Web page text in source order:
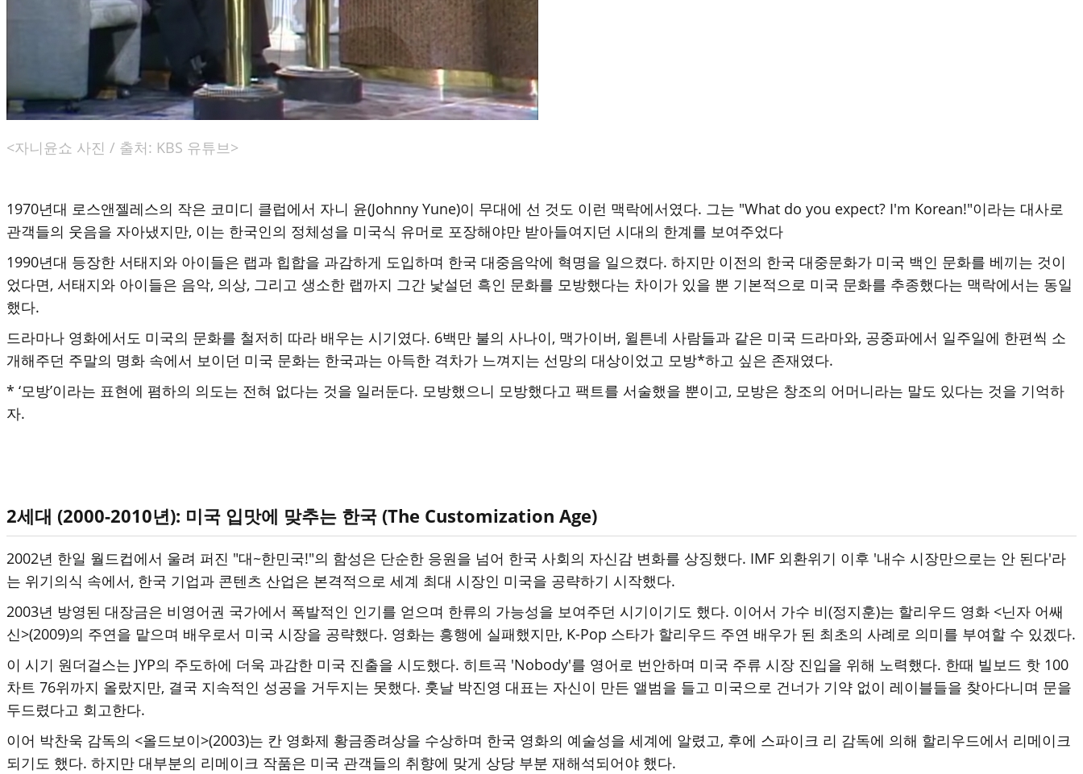
<자니윤쇼 사진 / 출처: KBS 유튜브>
1970년대 로스앤젤레스의 작은 코미디 클럽에서 자니 윤(Johnny Yune)이 무대에 선 것도 이런 맥락에서였다. 그는 "What do you expect? I'm Korean!"이라는 대사로
관객들의 웃음을 자아냈지만, 이는 한국인의 정체성을 미국식 유머로 포장해야만 받아들여지던 시대의 한계를 보여주었다
1990년대 등장한 서태지와 아이들은 랩과 힙합을 과감하게 도입하며 한국 대중음악에 혁명을 일으켰다. 하지만 이전의 한국 대중문화가 미국 백인 문화를 베끼는 것이
었다면, 서태지와 아이들은 음악, 의상, 그리고 생소한 랩까지 그간 낯설던 흑인 문화를 모방했다는 차이가 있을 뿐 기본적으로 미국 문화를 추종했다는 맥락에서는 동일
했다.
드라마나 영화에서도 미국의 문화를 철저히 따라 배우는 시기였다. 6백만 불의 사나이, 맥가이버, 윌튼네 사람들과 같은 미국 드라마와, 공중파에서 일주일에 한편씩 소
개해주던 주말의 명화 속에서 보이던 미국 문화는 한국과는 아득한 격차가 느껴지는 선망의 대상이었고 모방*하고 싶은 존재였다.
* ‘모방’이라는 표현에 폄하의 의도는 전혀 없다는 것을 일러둔다. 모방했으니 모방했다고 팩트를 서술했을 뿐이고, 모방은 창조의 어머니라는 말도 있다는 것을 기억하
자.
2세대 (2000-2010년): 미국 입맛에 맞추는 한국 (The Customization Age)
2002년 한일 월드컵에서 울려 퍼진 "대~한민국!"의 함성은 단순한 응원을 넘어 한국 사회의 자신감 변화를 상징했다. IMF 외환위기 이후 '내수 시장만으로는 안 된다'라
는 위기의식 속에서, 한국 기업과 콘텐츠 산업은 본격적으로 세계 최대 시장인 미국을 공략하기 시작했다.
2003년 방영된 대장금은 비영어권 국가에서 폭발적인 인기를 얻으며 한류의 가능성을 보여주던 시기이기도 했다. 이어서 가수 비(정지훈)는 할리우드 영화 <닌자 어쌔
신>(2009)의 주연을 맡으며 배우로서 미국 시장을 공략했다. 영화는 흥행에 실패했지만, K-Pop 스타가 할리우드 주연 배우가 된 최초의 사례로 의미를 부여할 수 있겠다.
이 시기 원더걸스는 JYP의 주도하에 더욱 과감한 미국 진출을 시도했다. 히트곡 'Nobody'를 영어로 번안하며 미국 주류 시장 진입을 위해 노력했다. 한때 빌보드 핫 100
차트 76위까지 올랐지만, 결국 지속적인 성공을 거두지는 못했다. 훗날 박진영 대표는 자신이 만든 앨범을 들고 미국으로 건너가 기약 없이 레이블들을 찾아다니며 문을
두드렸다고 회고한다.
이어 박찬욱 감독의 <올드보이>(2003)는 칸 영화제 황금종려상을 수상하며 한국 영화의 예술성을 세계에 알렸고, 후에 스파이크 리 감독에 의해 할리우드에서 리메이크
되기도 했다. 하지만 대부분의 리메이크 작품은 미국 관객들의 취향에 맞게 상당 부분 재해석되어야 했다.